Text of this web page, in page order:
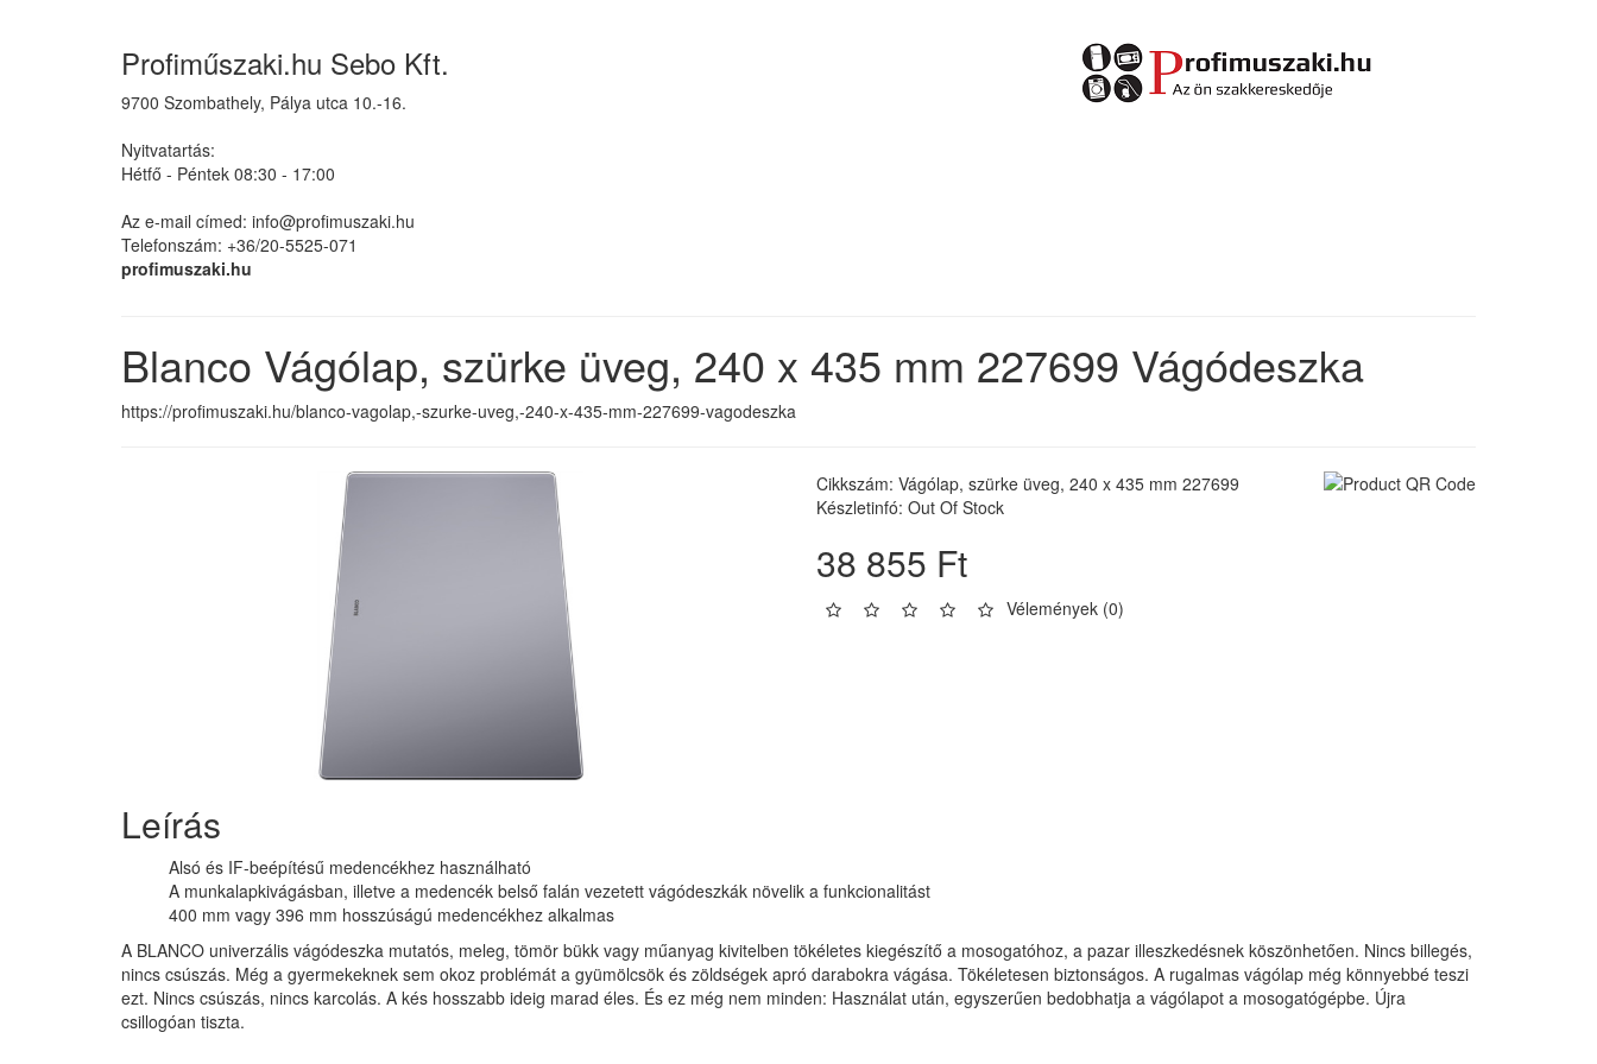
Profiműszaki.hu Sebo Kft.
9700 Szombathely, Pálya utca 10.-16.
Nyitvatartás:
Hétfő - Péntek 08:30 - 17:00
Az e-mail címed: info@profimuszaki.hu
Telefonszám: +36/20-5525-071
profimuszaki.hu
Blanco Vágólap, szürke üveg, 240 x 435 mm 227699 Vágódeszka
https://profimuszaki.hu/blanco-vagolap,-szurke-uveg,-240-x-435-mm-227699-vagodeszka
Cikkszám: Vágólap, szürke üveg, 240 x 435 mm 227699
Készletinfó: Out Of Stock
38 855 Ft
Vélemények (0)
Leírás
Alsó és IF-beépítésű medencékhez használható
A munkalapkivágásban, illetve a medencék belső falán vezetett vágódeszkák növelik a funkcionalitást
400 mm vagy 396 mm hosszúságú medencékhez alkalmas
A BLANCO univerzális vágódeszka mutatós, meleg, tömör bükk vagy műanyag kivitelben tökéletes kiegészítő a mosogatóhoz, a pazar illeszkedésnek köszönhetően. Nincs billegés,
nincs csúszás. Még a gyermekeknek sem okoz problémát a gyümölcsök és zöldségek apró darabokra vágása. Tökéletesen biztonságos. A rugalmas vágólap még könnyebbé teszi
ezt. Nincs csúszás, nincs karcolás. A kés hosszabb ideig marad éles. És ez még nem minden: Használat után, egyszerűen bedobhatja a vágólapot a mosogatógépbe. Újra
csillogóan tiszta.